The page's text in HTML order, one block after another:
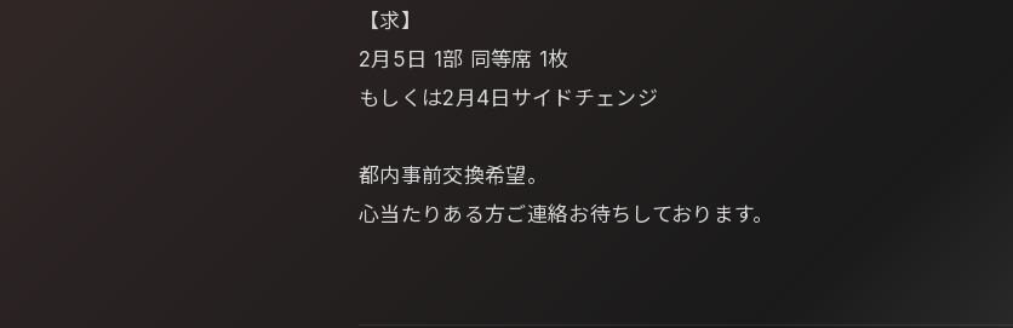
【求】
2月5日 1部 同等席 1枚
もしくは2月4日サイドチェンジ
都内事前交換希望。
心当たりある方ご連絡お待ちしております。